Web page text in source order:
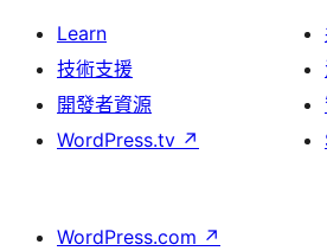
Learn
技術支援
開發者資源
WordPress.tv ↗
WordPress.com ↗